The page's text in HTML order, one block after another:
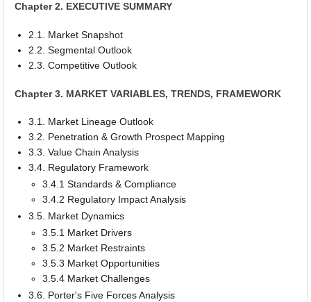
Chapter 2. EXECUTIVE SUMMARY
2.1. Market Snapshot
2.2. Segmental Outlook
2.3. Competitive Outlook
Chapter 3. MARKET VARIABLES, TRENDS, FRAMEWORK
3.1. Market Lineage Outlook
3.2. Penetration & Growth Prospect Mapping
3.3. Value Chain Analysis
3.4. Regulatory Framework
3.4.1 Standards & Compliance
3.4.2 Regulatory Impact Analysis
3.5. Market Dynamics
3.5.1 Market Drivers
3.5.2 Market Restraints
3.5.3 Market Opportunities
3.5.4 Market Challenges
3.6. Porter's Five Forces Analysis